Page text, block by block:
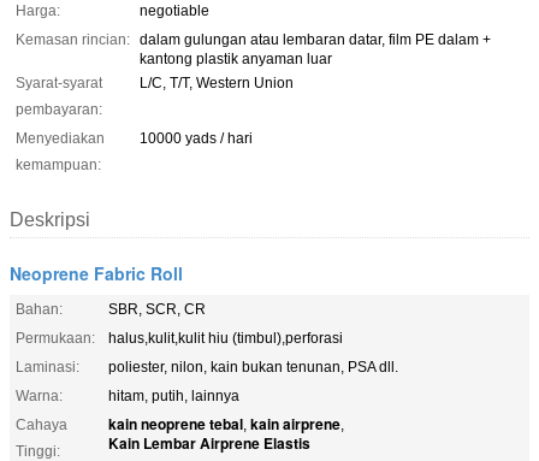
Harga:
negotiable
Kemasan rincian: dalam gulungan atau lembaran datar, film PE dalam +
kantong plastik anyaman luar
Syarat-syarat
pembayaran:
L/C, T/T, Western Union
Menyediakan
kemampuan:
10000 yads / hari
Deskripsi
Neoprene Fabric Roll
Bahan:
SBR, SCR, CR
Permukaan:
halus,kulit,kulit hiu (timbul),perforasi
Laminasi:
poliester, nilon, kain bukan tenunan, PSA dll.
Warna:
hitam, putih, lainnya
Cahaya
Tinggi:
kain neoprene tebal, kain airprene,
Kain Lembar Airprene Elastis